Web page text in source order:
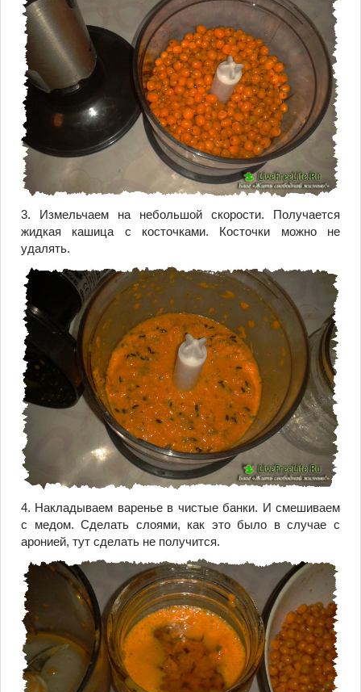
3. Измельчаем на небольшой скорости. Получается
жидкая кашица с косточками. Косточки можно не
удалять.
4. Накладываем варенье в чистые банки. И смешиваем
с медом. Сделать слоями, как это было в случае с
аронией, тут сделать не получится.